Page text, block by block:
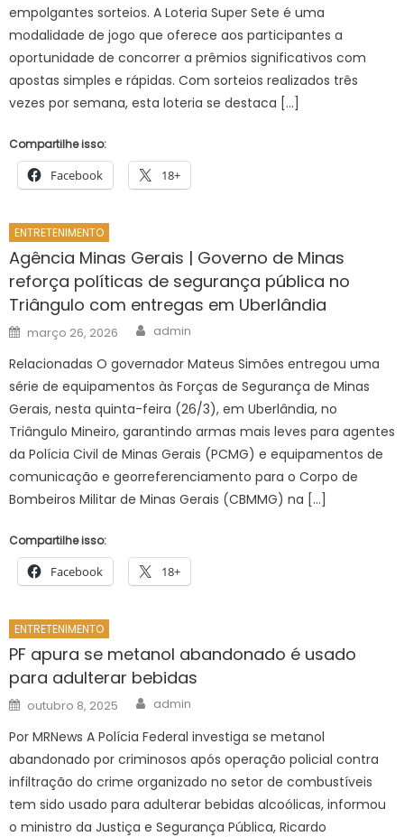
empolgantes sorteios. A Loteria Super Sete é uma
modalidade de jogo que oferece aos participantes a
oportunidade de concorrer a prêmios significativos com
apostas simples e rápidas. Com sorteios realizados três
vezes por semana, esta loteria se destaca […]
Compartilhe isso:
Facebook 18+
ENTRETENIMENTO
Agência Minas Gerais | Governo de Minas
reforça políticas de segurança pública no
Triângulo com entregas em Uberlândia
Posted
on
março 26, 2026 Author
admin
Relacionadas O governador Mateus Simões entregou uma
série de equipamentos às Forças de Segurança de Minas
Gerais, nesta quinta-feira (26/3), em Uberlândia, no
Triângulo Mineiro, garantindo armas mais leves para agentes
da Polícia Civil de Minas Gerais (PCMG) e equipamentos de
comunicação e georreferenciamento para o Corpo de
Bombeiros Militar de Minas Gerais (CBMMG) na […]
Compartilhe isso:
Facebook 18+
ENTRETENIMENTO
PF apura se metanol abandonado é usado
para adulterar bebidas
Posted
on
outubro 8, 2025 Author
admin
Por MRNews A Polícia Federal investiga se metanol
abandonado por criminosos após operação policial contra
infiltração do crime organizado no setor de combustíveis
tem sido usado para adulterar bebidas alcoólicas, informou
o ministro da Justiça e Segurança Pública, Ricardo